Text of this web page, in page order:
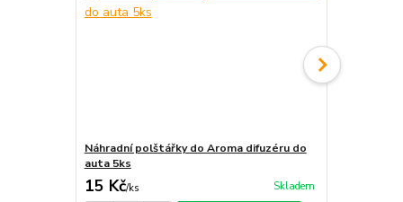
Náhradní polštářky do Aroma difuzéru do
auta 5ks
15 Kč/ks Skladem